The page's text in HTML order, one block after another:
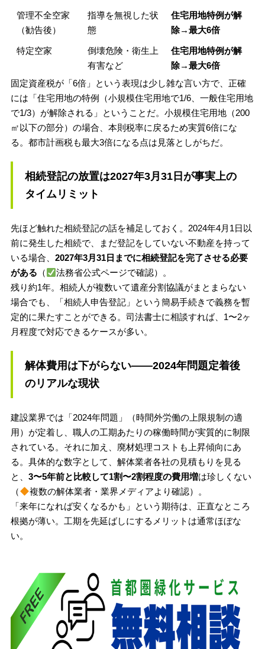
管理不全空家
（勧告後）
指導を無視した状
態
住宅用地特例が解
除→最大6倍
特定空家
倒壊危険・衛生上
有害など
住宅用地特例が解
除→最大6倍
固定資産税が「6倍」という表現は少し雑な言い方で、正確
には「住宅用地の特例（小規模住宅用地で1/6、一般住宅用地
で1/3）が解除される」ということだ。小規模住宅用地（200
㎡以下の部分）の場合、本則税率に戻るため実質6倍にな
る。都市計画税も最大3倍になる点は見落としがちだ。
相続登記の放置は2027年3月31日が事実上の
タイムリミット
先ほど触れた相続登記の話を補足しておく。2024年4月1日以
前に発生した相続で、まだ登記をしていない不動産を持って
いる場合、 2027年3月31日までに相続登記を完了させる必要
がある （
法務省公式ページで確認）。
残り約1年。相続人が複数いて遺産分割協議がまとまらない
場合でも、「相続人申告登記」という簡易手続きで義務を暫
定的に果たすことができる。司法書士に相談すれば、1〜2ヶ
月程度で対応できるケースが多い。
解体費用は下がらない——2024年問題定着後
のリアルな現状
建設業界では「2024年問題」（時間外労働の上限規制の適
用）が定着し、職人の工期あたりの稼働時間が実質的に制限
されている。それに加え、廃材処理コストも上昇傾向にあ
る。具体的な数字として、解体業者各社の見積もりを見る
と、 3〜5年前と比較して1割〜2割程度の費用増は珍しくない
（
複数の解体業者・業界メディアより確認）。
「来年になれば安くなるかも」という期待は、正直なところ
根拠が薄い。工期を先延ばしにするメリットは通常ほぼな
い。